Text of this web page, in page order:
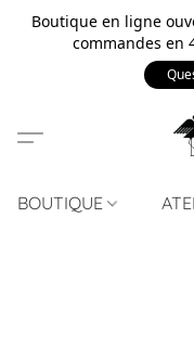
Boutique en ligne
commandes en
BOUTIQUE